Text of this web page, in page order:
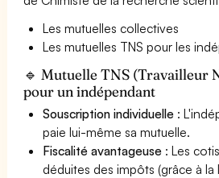
Les mutuelles collectives
Les mutuelles TNS pour les
🔹 Mutuelle TNS (Travailleur
pour un indépendant
Souscription individuelle :
paie lui-même sa mutuelle.
Fiscalité avantageuse : Les
déduites des impôts (grâce à la